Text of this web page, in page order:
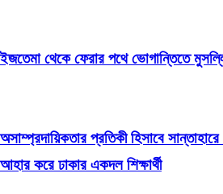
ইজতেমা থেকে ফেরার পথে ভোগান্তিতে
অসাম্প্রদায়িকতার প্রতিকী হিসাবে
আহার করে ঢাকার একদল শিক্ষার্থী